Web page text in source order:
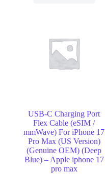
USB-C Charging Port
Flex Cable (eSIM /
mmWave) For iPhone 17
Pro Max (US Version)
(Genuine OEM) (Deep
Blue) – Apple iphone 17
pro max